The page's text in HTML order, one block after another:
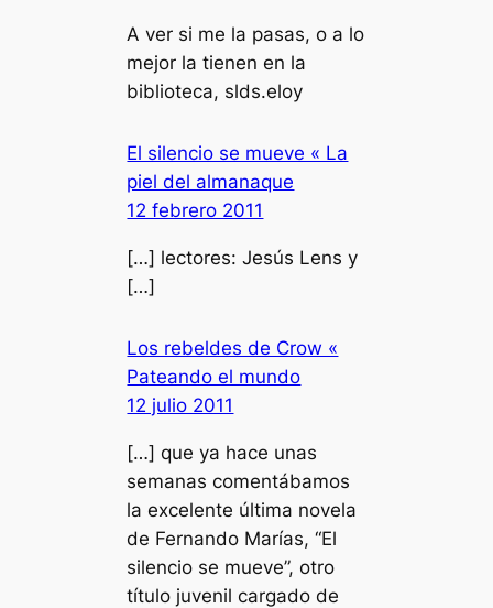
A ver si me la pasas, o a lo
mejor la tienen en la
biblioteca, slds.eloy
El silencio se mueve « La
piel del almanaque
12 febrero 2011
[…] lectores: Jesús Lens y
[…]
Los rebeldes de Crow «
Pateando el mundo
12 julio 2011
[…] que ya hace unas
semanas comentábamos
la excelente última novela
de Fernando Marías, “El
silencio se mueve”, otro
título juvenil cargado de